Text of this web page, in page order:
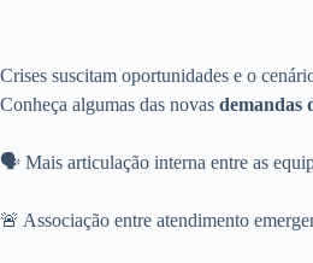
Crises suscitam oportunidades e o
Conheça algumas das novas demandas
🗣 Mais articulação interna entre as
🚨 Associação entre atendimento